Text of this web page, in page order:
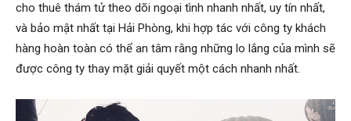
thám
cho thuê thám tử theo dõi ngoại tình nhanh nhất, uy tín nhất,
và bảo mật nhất tại Hải Phòng, khi hợp tác với công ty khách
hàng hoàn toàn có thể an tâm rằng những lo lắng của mình sẽ
được công ty thay mặt giải quyết một cách nhanh nhất.